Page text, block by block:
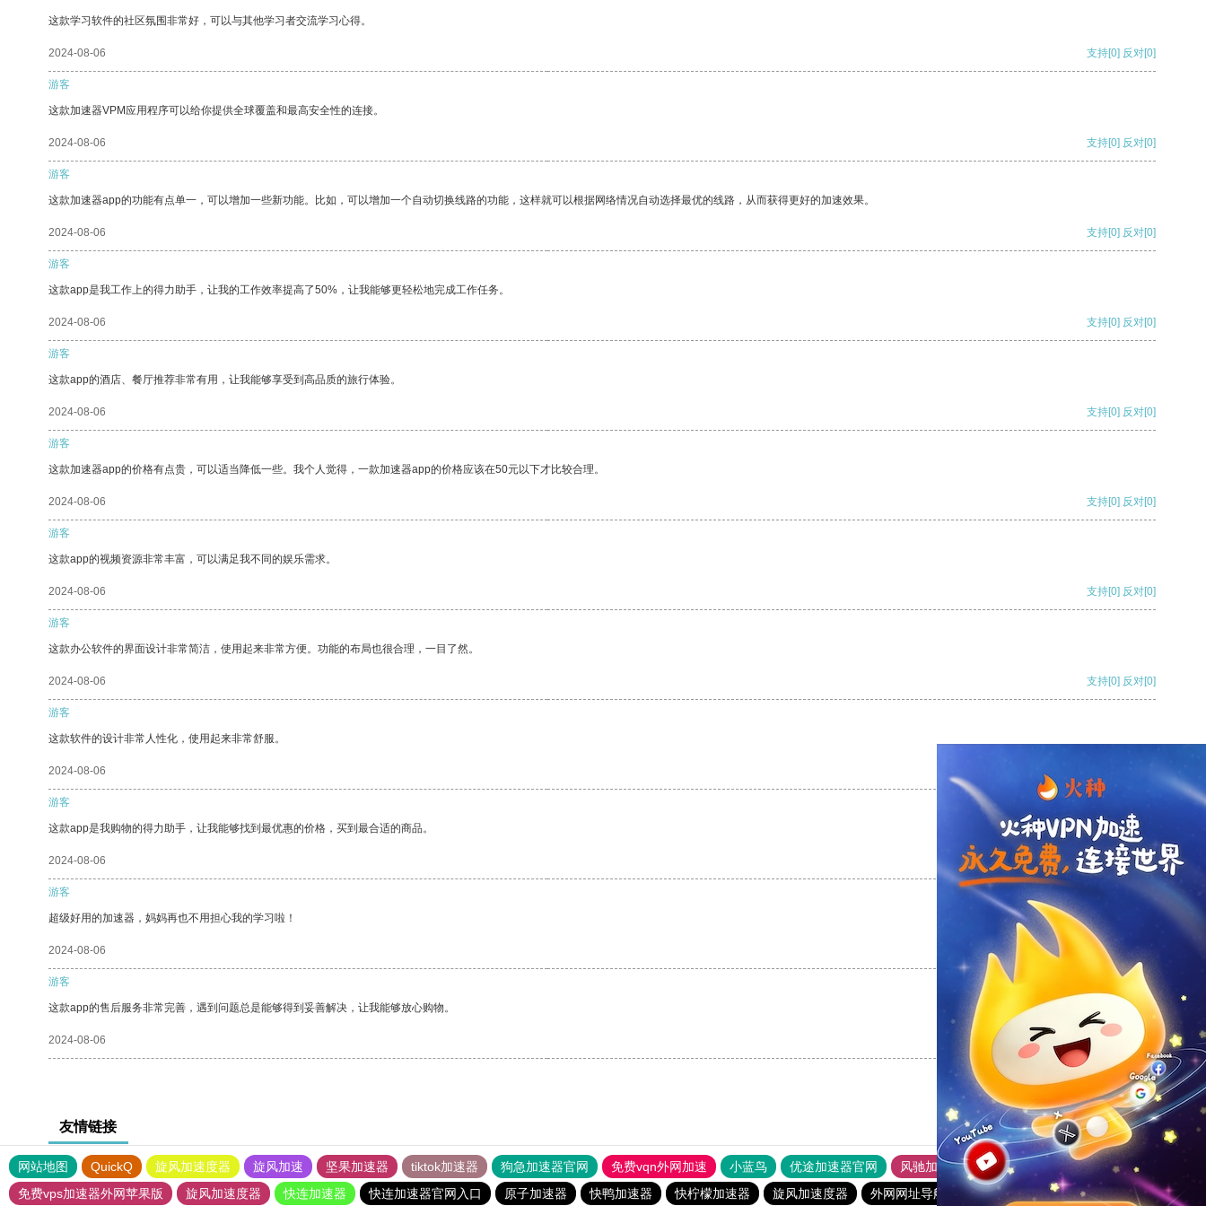
这款学习软件的社区氛围非常好，可以与其他学习者交流学习心得。
2024-08-06 支持[0] 反对[0]
游客
这款加速器VPM应用程序可以给你提供全球覆盖和最高安全性的连接。
2024-08-06 支持[0] 反对[0]
游客
这款加速器app的功能有点单一，可以增加一些新功能。比如，可以增加一个自动切换线路的功能，这样就可以根据网络情况自动选择最优的线路，从而获得更好的加速效果。
2024-08-06 支持[0] 反对[0]
游客
这款app是我工作上的得力助手，让我的工作效率提高了50%，让我能够更轻松地完成工作任务。
2024-08-06 支持[0] 反对[0]
游客
这款app的酒店、餐厅推荐非常有用，让我能够享受到高品质的旅行体验。
2024-08-06 支持[0] 反对[0]
游客
这款加速器app的价格有点贵，可以适当降低一些。我个人觉得，一款加速器app的价格应该在50元以下才比较合理。
2024-08-06 支持[0] 反对[0]
游客
这款app的视频资源非常丰富，可以满足我不同的娱乐需求。
2024-08-06 支持[0] 反对[0]
游客
这款办公软件的界面设计非常简洁，使用起来非常方便。功能的布局也很合理，一目了然。
2024-08-06 支持[0] 反对[0]
游客
这款软件的设计非常人性化，使用起来非常舒服。
2024-08-06
游客
这款app是我购物的得力助手，让我能够找到最优惠的价格，买到最合适的商品。
2024-08-06 支持 [0] 反对[0]
游客
超级好用的加速器，妈妈再也不用担心我的学习啦！
2024-08-06 支持[0] 反对
游客
这款app的售后服务非常完善，遇到问题总是能够得到妥善解决，让我能够放心购物。
2024-08-06 支持[0] 反对[0]
友情链接
网站地图 QuickQ 旋风加速度器 旋风加速 坚果加速器 tiktok加速器 狗急加速器官网 免费vqn外网加速 小蓝鸟 优途加速器官网 风驰加速器
旋风加速器
免费vps加速器外网苹果版
旋风加速度器 快连加速器 快连加速器官网入口 原子加速器 快鸭加速器 快柠檬加速器 旋风加速度器 外网网址导航 软件中心 雷霆加速 狂飙加速器